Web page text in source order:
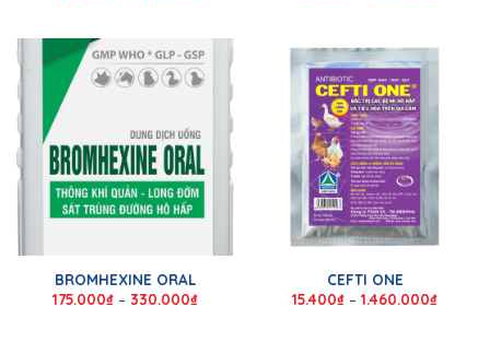
BROMHEXINE ORAL
175.000₫ – 330.000₫
CEFTI ONE
15.400₫ – 1.460.000₫